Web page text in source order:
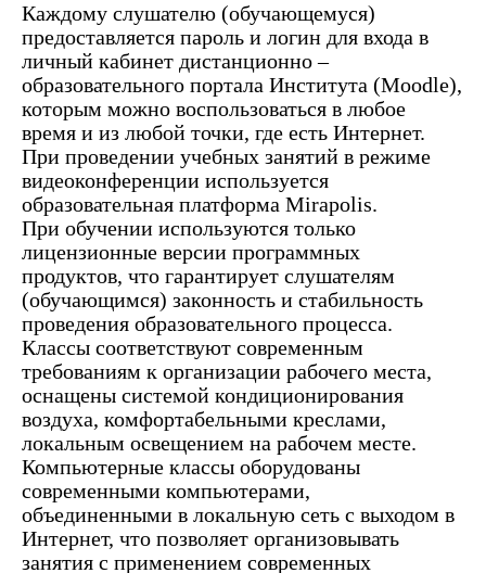
Каждому слушателю (обучающемуся)
предоставляется пароль и логин для входа в
личный кабинет дистанционно –
образовательного портала Института (Moodle),
которым можно воспользоваться в любое
время и из любой точки, где есть Интернет.
При проведении учебных занятий в режиме
видеоконференции используется
образовательная платформа Mirapolis.
При обучении используются только
лицензионные версии программных
продуктов, что гарантирует слушателям
(обучающимся) законность и стабильность
проведения образовательного процесса.
Классы соответствуют современным
требованиям к организации рабочего места,
оснащены системой кондиционирования
воздуха, комфортабельными креслами,
локальным освещением на рабочем месте.
Компьютерные классы оборудованы
современными компьютерами,
объединенными в локальную сеть с выходом в
Интернет, что позволяет организовывать
занятия с применением современных